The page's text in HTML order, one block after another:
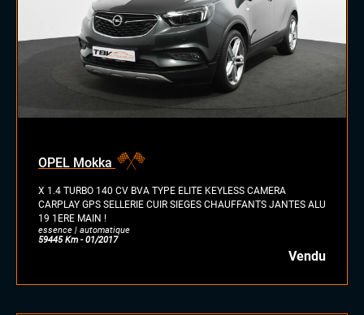
OPEL Mokka
X 1.4 TURBO 140 CV BVA TYPE ELITE KEYLESS CAMERA
CARPLAY GPS SELLERIE CUIR SIEGES CHAUFFANTS JANTES ALU
19 1ERE MAIN !
essence | automatique
59445 Km - 01/2017
Vendu